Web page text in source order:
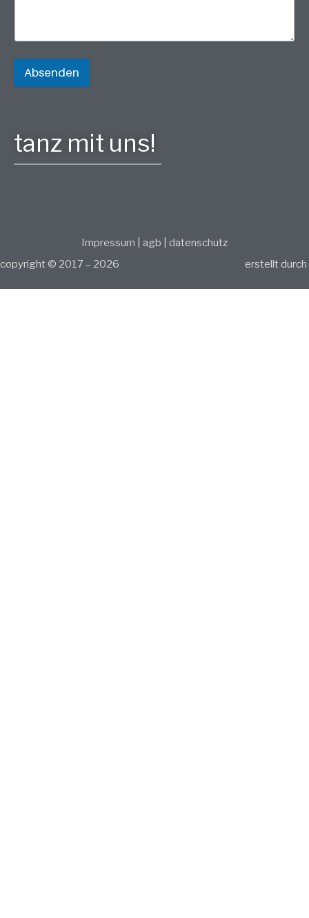
Absenden
tanz mit uns!
copyright © 2017 – 2026
Impressum agb
datenschutz
erstellt durch